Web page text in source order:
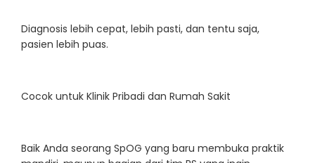
Diagnosis lebih cepat, lebih pasti, dan tentu saja,
pasien lebih puas.
Cocok untuk Klinik Pribadi dan Rumah Sakit
Baik Anda seorang SpOG yang baru membuka praktik